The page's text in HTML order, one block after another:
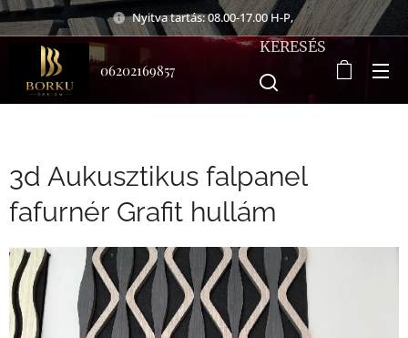
Nyitva tartás: 08.00-17.00 H-P,
06202169857
KERESÉS
3d Aukusztikus falpanel
fafurnér Grafit hullám